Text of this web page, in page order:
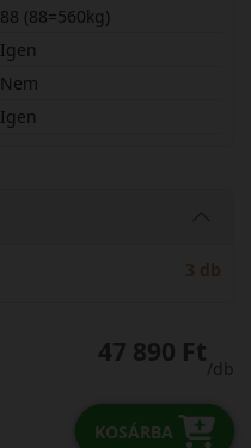
88 (88=560kg)
Igen
Nem
Igen
3 db
47 890 Ft
/db
KOSÁRBA